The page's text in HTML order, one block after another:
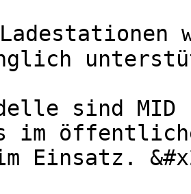
sind MID
im
Einsatz.